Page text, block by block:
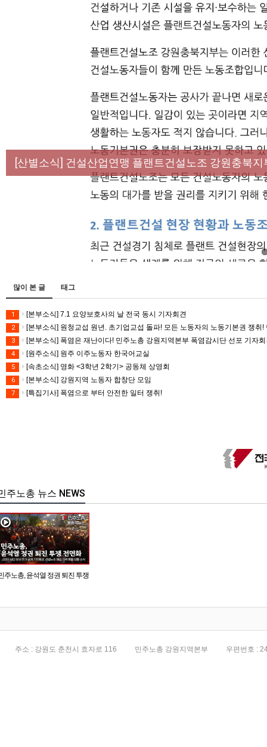
[성명] 막을 수 있었던 죽음, HL만도가 책임져라 : 청
[산별소식] 건설산업연맹 플랜트건설노조 강원충북지
[강릉,속초,원주,춘천] 폭염감시단 사업 이모저모
[조합원☆인터뷰] 서비스연맹 전국학교비정규직노동
[본부소식] 강원지역 노동자 합창단 모임
많이 본 글 태그
1 [본부소식] 7.1 요양보호사의 날 전국 동시 기자회견
2 [본부소식] 원청교섭 원년. 초기업교섭 돌파! 모든 노동자의 노동기본권 쟁취
3 [본부소식] 폭염은 재난이다! 민주노총 강원지역본부 폭염감시단 선포 기자
4 [원주소식] 원주 이주노동자 한국어교실
5 [속초소식] 영화 <3학년 2학기> 공동체 상영회
6 [본부소식] 강원지역 노동자 합창단 모임
7 [특집기사] 폭염으로 부터 안전한 일터 쟁취!
주노총 뉴스 NEWS
주노총, 윤석열 정권 퇴진 투쟁
주소 : 강원도 춘천시 효자로 116 민주노총 강원지역본부 우편번호 :